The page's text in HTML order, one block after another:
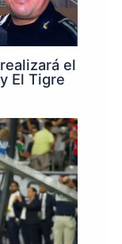
el
El Tigre